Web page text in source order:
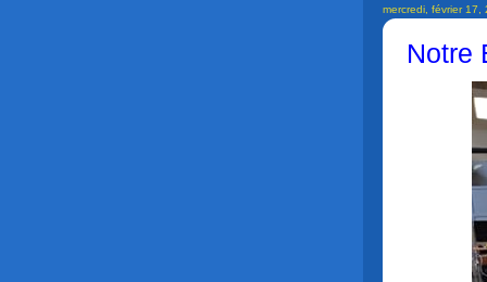
mercredi, février 17,
Notre